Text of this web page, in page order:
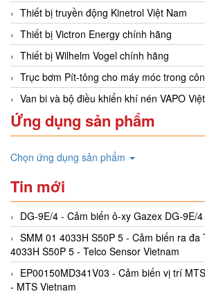
Thiết bị truyền động Kinetrol Việt Nam
Thiết bị Victron Energy chính hãng
Thiết bị Wilhelm Vogel chính hãng
Trục bơm Pít-tông cho máy móc trong
Van bi và bộ điều khiển khí nén VAPO
Ứng dụng sản phẩm
Chọn ứng dụng sản phẩm
Tin mới
DG-9E/4 - Cảm biến ô-xy Gazex DG-9E/
SMM 01 4033H S50P 5 - Cảm biến ra đa
4033H S50P 5 - Telco Sensor Vietnam
EP00150MD341V03 - Cảm biến vị trí
- MTS Vietnam